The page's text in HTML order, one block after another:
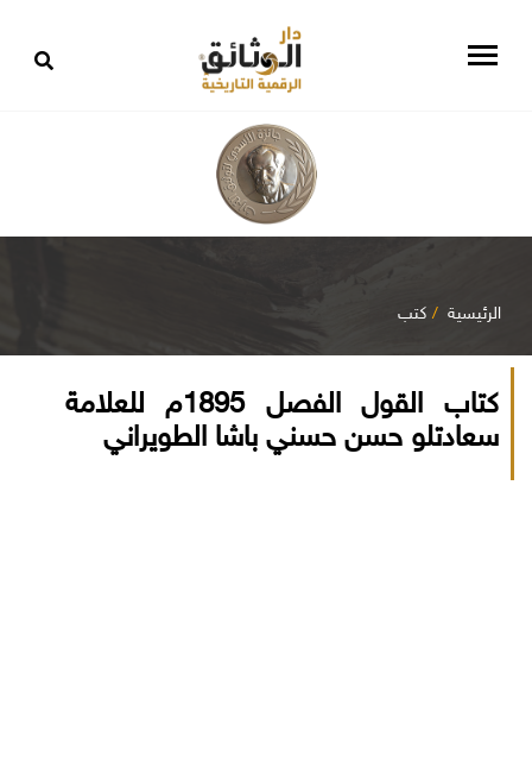
الرئيسية كتب
كتاب القول الفصل 1895م للعلامة
سعادتلو حسن حسني باشا الطويراني